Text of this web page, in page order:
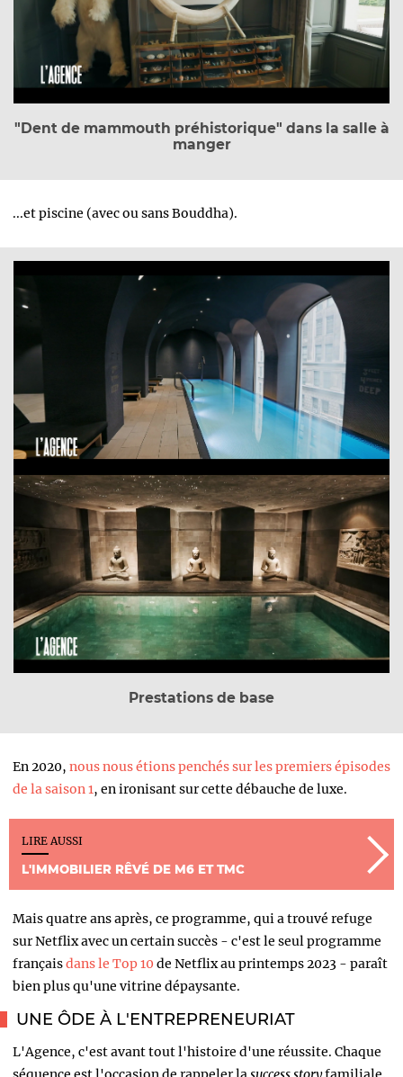
"Dent de mammouth préhistorique" dans la salle à
manger
...et piscine (avec ou sans Bouddha).
Prestations de base
En 2020, nous nous étions penchés sur les premiers épisodes
de la saison 1, en ironisant sur cette débauche de luxe.
LIRE AUSSI
L'IMMOBILIER RÊVÉ DE M6 ET TMC
Mais quatre ans après, ce programme, qui a trouvé refuge
sur Netflix avec un certain succès - c'est le seul programme
françaisdans le Top 10 de Netflix au printemps 2023 - paraît
bien plus qu'une vitrine dépaysante.
UNE ÔDE À L'ENTREPRENEURIAT
L'Agence, c'est avant tout l'histoire d'une réussite. Chaque